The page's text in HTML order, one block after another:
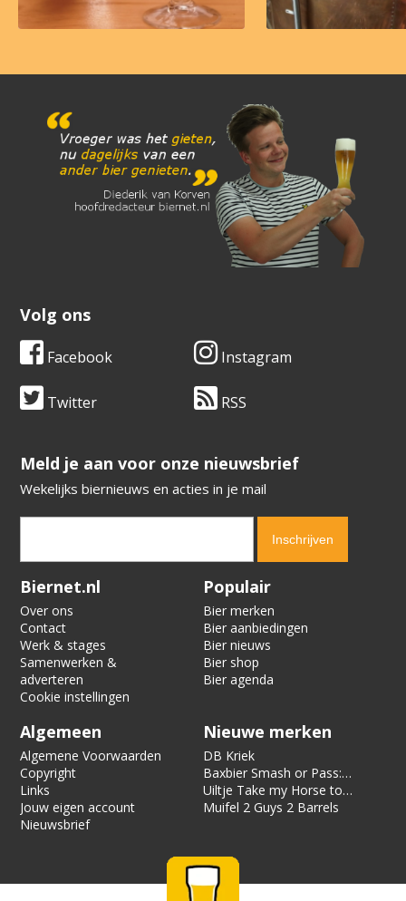
Volg ons
Facebook Instagram
Twitter RSS
​​​​​​​Meld je aan voor onze nieuwsbrief
Wekelijks biernieuws en acties in je mail
Verification code:
Biernet.nl
Over ons
Contact
Werk & stages
Samenwerken &
adverteren
Cookie instellingen
Populair
Bier merken
Bier aanbiedingen
Bier nieuws
Bier shop
Bier agenda
Algemeen
Algemene Voorwaarden
Copyright
Links
Jouw eigen account
Nieuwsbrief
Nieuwe merken
DB Kriek
Baxbier Smash or Pass:
Strata
Uiltje Take my Horse to
the Hotel Room
Muifel 2 Guys 2 Barrels